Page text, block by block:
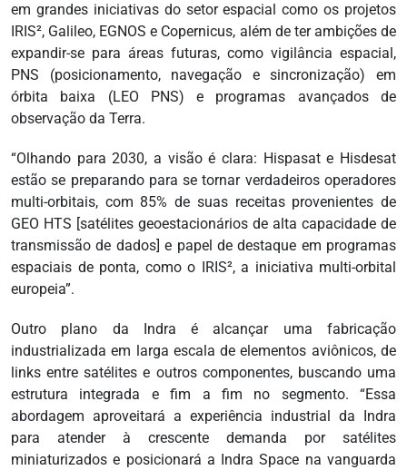
em grandes iniciativas do setor espacial como os projetos
IRIS², Galileo, EGNOS e Copernicus, além de ter ambições de
expandir-se para áreas futuras, como vigilância espacial,
PNS (posicionamento, navegação e sincronização) em
órbita baixa (LEO PNS) e programas avançados de
observação da Terra.
“Olhando para 2030, a visão é clara: Hispasat e Hisdesat
estão se preparando para se tornar verdadeiros operadores
multi-orbitais, com 85% de suas receitas provenientes de
GEO HTS [satélites geoestacionários de alta capacidade de
transmissão de dados] e papel de destaque em programas
espaciais de ponta, como o IRIS², a iniciativa multi-orbital
europeia”.
Outro plano da Indra é alcançar uma fabricação
industrializada em larga escala de elementos aviônicos, de
links entre satélites e outros componentes, buscando uma
estrutura integrada e fim a fim no segmento. “Essa
abordagem aproveitará a experiência industrial da Indra
para atender à crescente demanda por satélites
miniaturizados e posicionará a Indra Space na vanguarda